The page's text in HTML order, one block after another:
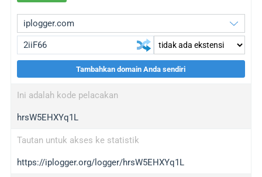
wl.gl
ed.tc
bc.ax
iplogger.com
Tambahkan domain Anda sendiri
Ini adalah kode pelacakan
hrsW5EHXYq1L
Tautan untuk akses ke statistik
https://iplogger.org/logger/hrsW5EHXYq1L